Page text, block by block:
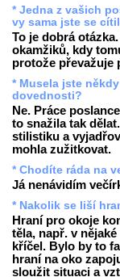
* Jedna z vašich
vy sama jste se
To je dobrá
okamžiků, kdy
protože převažuje
* Musela jste
dovednosti?
Ne. Práce
to snažila tak
stilistiku a
mohla zužitkovat.
* Chodíte ráda na
Já nenávidím
* Nakolik se liší
Hraní pro okoje
těla, např. v
kříčel. Bylo by to
hraní na oko
sloužit situaci a